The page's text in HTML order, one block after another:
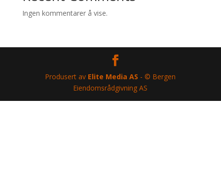
Ingen kommentarer å vise.
Produsert av Elite Media AS - © Bergen
Eiendomsrådgivning AS